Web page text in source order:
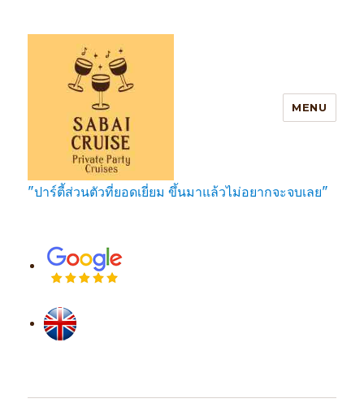
SabaiCruise Private Party Cruises
MENU
"ปาร์ตี้ส่วนตัวที่ยอดเยี่ยม ขึ้นมาแล้วไม่อยากจะจบเลย"